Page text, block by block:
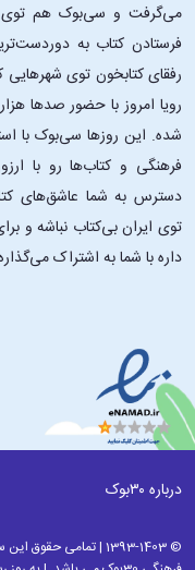
می‌گرفت و سی‌بوک هم توی
فرستادن کتاب به
رفقای کتابخون توی
رویا امروز با حضور صدها
شده. این ‌روزها سی‌بوک با
فرهنگی و کتاب‌ها رو با
دسترس به شما عاشق‌های
توی ایران بی‌کتاب نباشه و
داره با شما به اشتراک
درباره ۳۰بوک
© 1393-1403 | تمامی